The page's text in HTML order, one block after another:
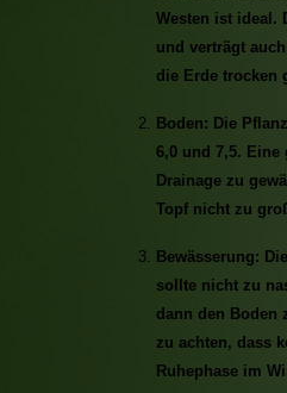
Westen ist ideal.
und verträgt
die Erde trocken
Boden: Die
6,0 und 7,5.
Drainage zu
Topf nicht zu
Bewässerung:
sollte nicht zu
dann den Boden
zu achten, dass
Ruhephase im